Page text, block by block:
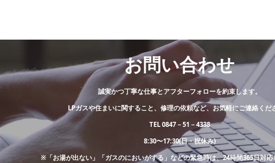
お問い合わせ
誠実かつ丁寧な仕事とアフターフォローを約束します。
LPガスや住まいに関すること、修理の依頼など、お気軽にご連絡くだ
TEL 0847－51－4338
8:30〜17:30(日・祝休み)
※「お湯が出ない」「ガスのにおいがする」などの緊急時は、24時間365日対応